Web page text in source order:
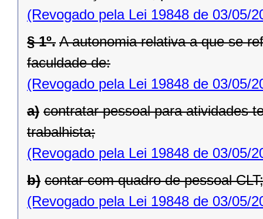
(Revogado pela Lei 19848 de 03/05/
§ 1º. A autonomia relativa a que se
faculdade de:
(Revogado pela Lei 19848 de 03/05/
a) contratar pessoal para atividades
trabalhista;
(Revogado pela Lei 19848 de 03/05/
b) contar com quadro de pessoal CLT;
(Revogado pela Lei 19848 de 03/05/